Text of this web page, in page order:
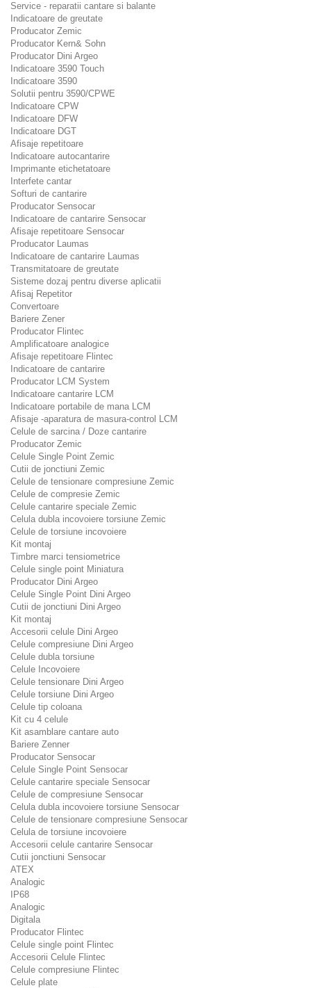
Service - reparatii cantare si balante
Indicatoare de greutate
Producator Zemic
Producator Kern& Sohn
Producator Dini Argeo
Indicatoare 3590 Touch
Indicatoare 3590
Solutii pentru 3590/CPWE
Indicatoare CPW
Indicatoare DFW
Indicatoare DGT
Afisaje repetitoare
Indicatoare autocantarire
Imprimante etichetatoare
Interfete cantar
Softuri de cantarire
Producator Sensocar
Indicatoare de cantarire Sensocar
Afisaje repetitoare Sensocar
Producator Laumas
Indicatoare de cantarire Laumas
Transmitatoare de greutate
Sisteme dozaj pentru diverse aplicatii
Afisaj Repetitor
Convertoare
Bariere Zener
Producator Flintec
Amplificatoare analogice
Afisaje repetitoare Flintec
Indicatoare de cantarire
Producator LCM System
Indicatoare cantarire LCM
Indicatoare portabile de mana LCM
Afisaje -aparatura de masura-control LCM
Celule de sarcina / Doze cantarire
Producator Zemic
Celule Single Point Zemic
Cutii de jonctiuni Zemic
Celule de tensionare compresiune Zemic
Celule de compresie Zemic
Celule cantarire speciale Zemic
Celula dubla incovoiere torsiune Zemic
Celule de torsiune incovoiere
Kit montaj
Timbre marci tensiometrice
Celule single point Miniatura
Producator Dini Argeo
Celule Single Point Dini Argeo
Cutii de jonctiuni Dini Argeo
Kit montaj
Accesorii celule Dini Argeo
Celule compresiune Dini Argeo
Celule dubla torsiune
Celule Incovoiere
Celule tensionare Dini Argeo
Celule torsiune Dini Argeo
Celule tip coloana
Kit cu 4 celule
Kit asamblare cantare auto
Bariere Zenner
Producator Sensocar
Celule Single Point Sensocar
Celule cantarire speciale Sensocar
Celule de compresiune Sensocar
Celula dubla incovoiere torsiune Sensocar
Celule de tensionare compresiune Sensocar
Celula de torsiune incovoiere
Accesorii celule cantarire Sensocar
Cutii jonctiuni Sensocar
ATEX
Analogic
IP68
Analogic
Digitala
Producator Flintec
Celule single point Flintec
Accesorii Celule Flintec
Celule compresiune Flintec
Celule plate